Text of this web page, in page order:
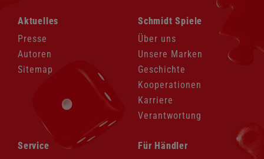
überspringen
Aktuelles
Presse
Autoren
Sitemap
Navigation
überspringen
Schmidt Spiele
Über uns
Unsere Marken
Geschichte
Kooperationen
Karriere
Verantwortung
Navigation
überspringen
Service
Navigation
überspringen
Für Händler